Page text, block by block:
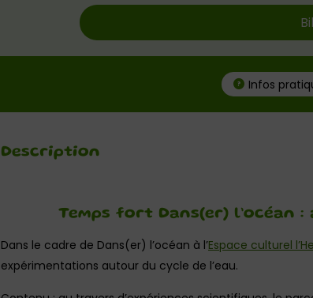
Infos
Description
Temps fort Dans(er) l’océan
Dans le cadre de Dans(er) l’océan à l’Espace culturel
expérimentations autour du cycle de l’eau.